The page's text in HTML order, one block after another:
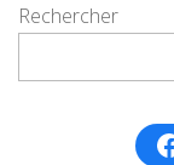
Rechercher